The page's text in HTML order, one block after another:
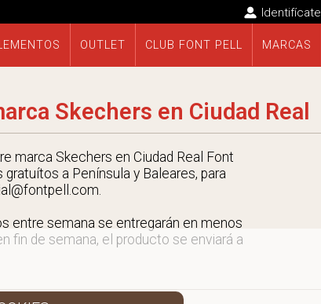
Identifícate
OUTLET CLUB FONT PELL MARCAS
Skechers en Ciudad Real
marca Skechers en Ciudad Real Font
a Península y Baleares, para
entre semana se entregarán en menos
fin de semana, el producto se enviará a